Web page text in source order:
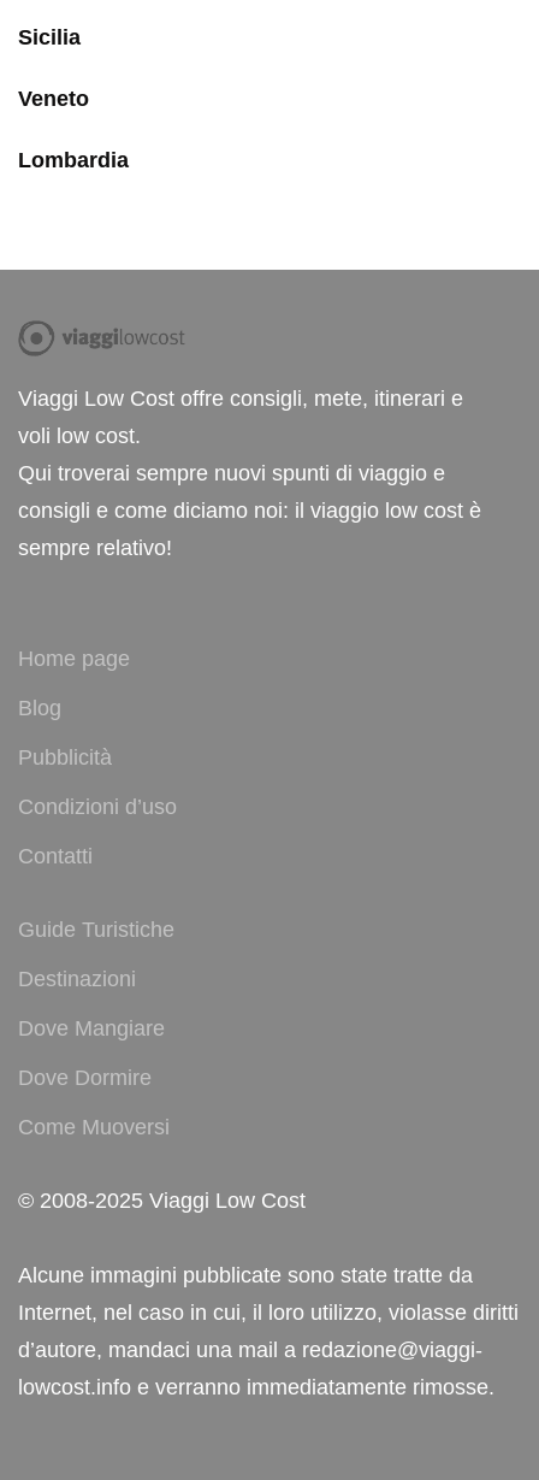
Sicilia
Veneto
Lombardia
Viaggi Low Cost offre consigli, mete, itinerari e
voli low cost.
Qui troverai sempre nuovi spunti di viaggio e
consigli e come diciamo noi: il viaggio low cost è
sempre relativo!
Home page
Blog
Pubblicità
Condizioni d’uso
Contatti
Guide Turistiche
Destinazioni
Dove Mangiare
Dove Dormire
Come Muoversi
© 2008-2025 Viaggi Low Cost
Alcune immagini pubblicate sono state tratte da
Internet, nel caso in cui, il loro utilizzo, violasse diritti
d’autore, mandaci una mail a redazione@viaggi-
lowcost.info e verranno immediatamente rimosse.